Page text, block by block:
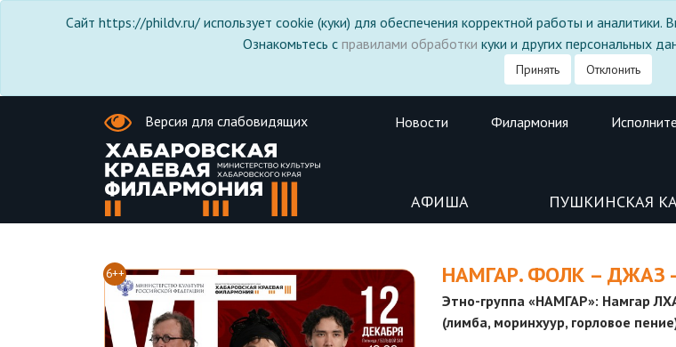
Сайт https://phildv.ru/ использует cookie (куки) для обеспечения корректной работы и аналитики.
Ознакомьтесь с правилами обработки куки и других персональных
Принять Отклонить
Версия для слабовидящих Новости Филармония
АФИША ПУШКИНСКАЯ
6++ НАМГАР. ФОЛК – ДЖАЗ
Этно-группа «НАМГАР»: Намгар
(лимба, моринхуур, горловое